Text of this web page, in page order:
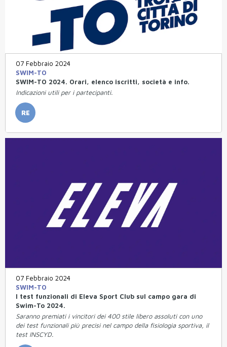
07 Febbraio 2024
SWIM-TO
SWIM-TO 2024. Orari, elenco iscritti, società e info.
Indicazioni utili per i partecipanti.
RE
07 Febbraio 2024
SWIM-TO
I test funzionali di Eleva Sport Club sul campo gara di
Swim-To 2024.
Saranno premiati i vincitori dei 400 stile libero assoluti con uno
dei test funzionali più precisi nel campo della fisiologia sportiva, il
test INSCYD.